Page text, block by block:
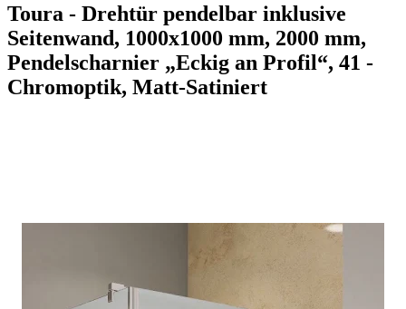
Toura - Drehtür pendelbar inklusive
Seitenwand, 1000x1000 mm, 2000 mm,
Pendelscharnier „Eckig an Profil“, 41 -
Chromoptik, Matt-Satiniert